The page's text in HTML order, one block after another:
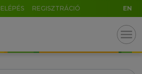
REGISZTRÁCIÓ EN
menu